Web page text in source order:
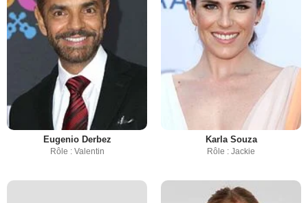
Eugenio Derbez
Rôle : Valentin
Karla Souza
Rôle : Jackie